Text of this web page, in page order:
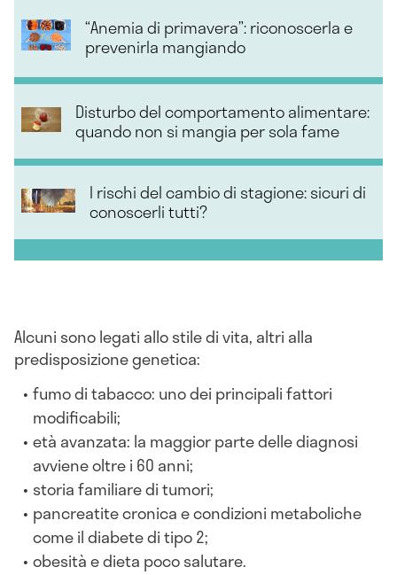
“Anemia di primavera”: riconoscerla e
prevenirla mangiando
Disturbo del comportamento alimentare:
quando non si mangia per sola fame
I rischi del cambio di stagione: sicuri di
conoscerli tutti?
Alcuni sono legati allo stile di vita, altri alla
predisposizione genetica:
fumo di tabacco: uno dei principali fattori
modificabili;
età avanzata: la maggior parte delle diagnosi
avviene oltre i 60 anni;
storia familiare di tumori;
pancreatite cronica e condizioni metaboliche
come il diabete di tipo 2;
obesità e dieta poco salutare.